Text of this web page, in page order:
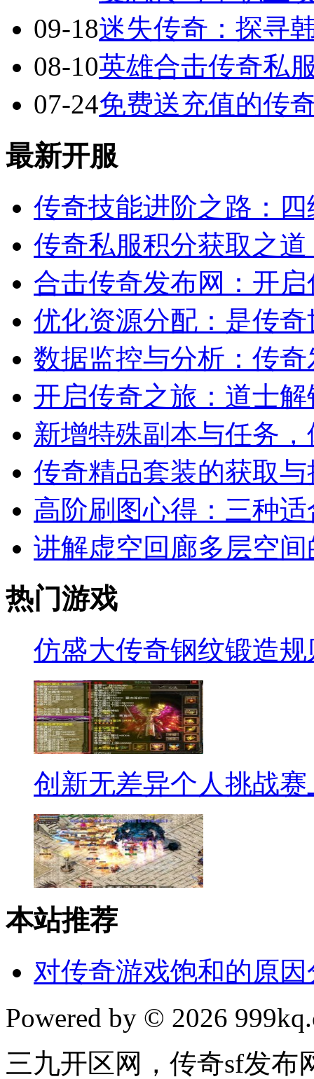
09-18迷失传奇：探寻
08-10英雄合击传奇私
07-24免费送充值的传
最新开服
传奇技能进阶之路：
传奇私服积分获取之
合击传奇发布网：开
优化资源分配：是传
数据监控与分析：传
开启传奇之旅：道士
新增特殊副本与任务
传奇精品套装的获取
高阶刷图心得：三种
讲解虚空回廊多层空
热门游戏
仿盛大传奇钢纹锻造
创新无差异个人挑战赛
本站推荐
对传奇游戏饱和的原因
Powered by © 2026
三九开区网，传奇sf发布